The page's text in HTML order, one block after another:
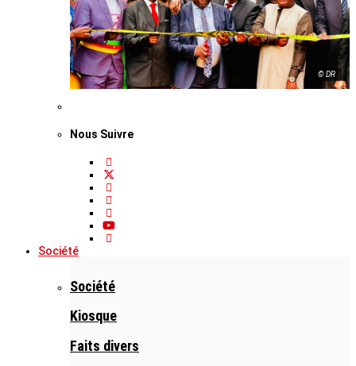
© DR
Nous Suivre
Société
Société
Kiosque
Faits divers